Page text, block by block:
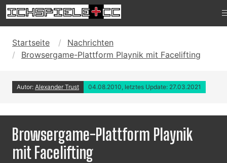
Startseite
Nachrichten
Browsergame-Plattform Playnik mit Facelifting
Autor: Alexander Trust 04.08.2010, letztes Update: 27.03.2021
Browsergame-Plattform Playnik
mit Facelifting